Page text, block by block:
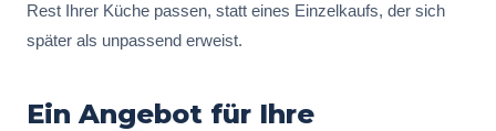
Rest Ihrer Küche passen, statt eines Einzelkaufs, der sich
später als unpassend erweist.
Ein Angebot für Ihre